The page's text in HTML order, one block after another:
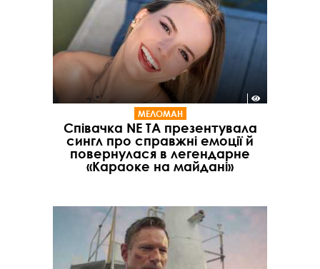
МЕЛОМАН
Співачка NE TA презентувала
сингл про справжні емоції й
повернулася в легендарне
«Караоке на майдані»